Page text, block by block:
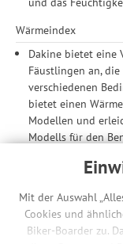
Mit der Auswahl
Cookies und
Biker-Boarder zu.
Wärmeindex
Dakine bietet eine
Fäustlingen an,
verschiedenen
bietet einen
Modellen und
Modells für den
Einsatz, Futter
Stufe 1 – Warm
(für kältere
Bedingungen)